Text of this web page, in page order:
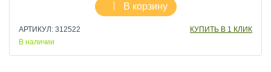
В корзину
АРТИКУЛ: 312522
КУПИТЬ В 1 КЛИК
В наличии